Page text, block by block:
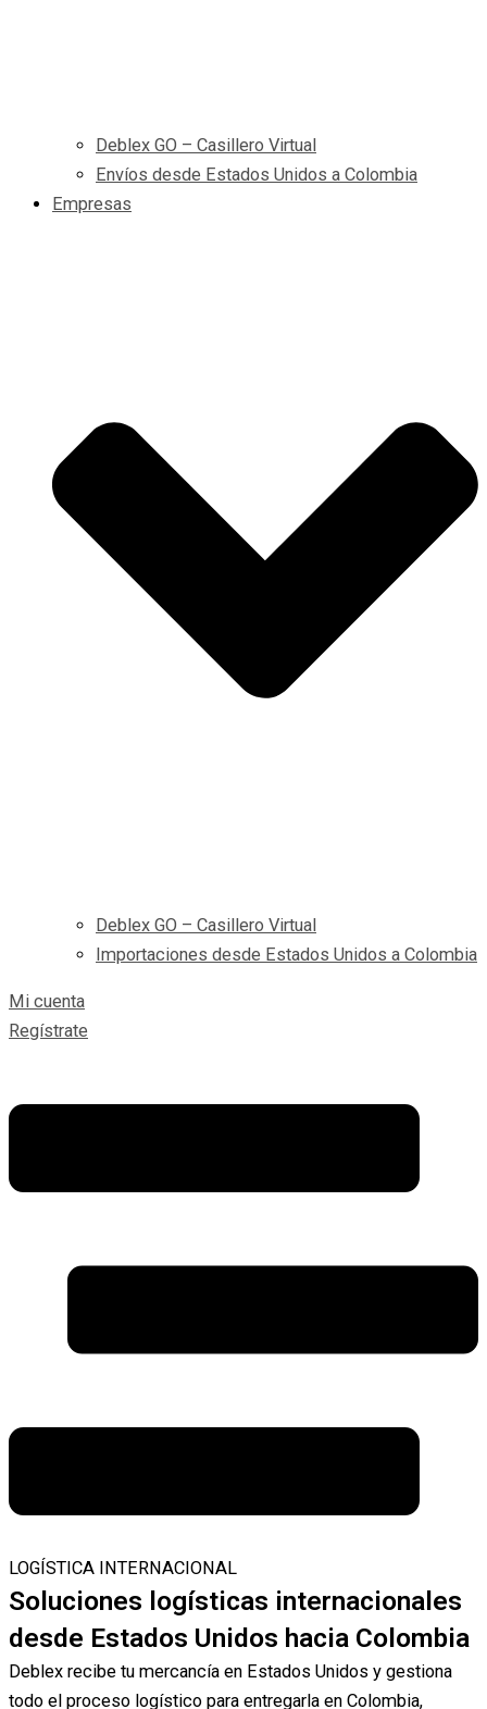
Deblex GO – Casillero Virtual
Envíos desde Estados Unidos a Colombia
Empresas
Deblex GO – Casillero Virtual
Importaciones desde Estados Unidos a Colombia
Mi cuenta
Regístrate
LOGÍSTICA INTERNACIONAL
Soluciones logísticas internacionales
desde Estados Unidos hacia Colombia
Deblex recibe tu mercancía en Estados Unidos y gestiona
todo el proceso logístico para entregarla en Colombia,